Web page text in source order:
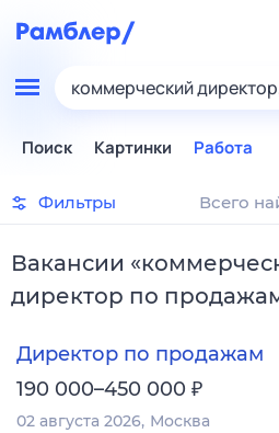
коммерческий
Поиск Картинки Работа
Фильтры Всего
Вакансии «
директор по
Директор по продажам
190 000–450 000 ₽
02 августа 2026 Москва